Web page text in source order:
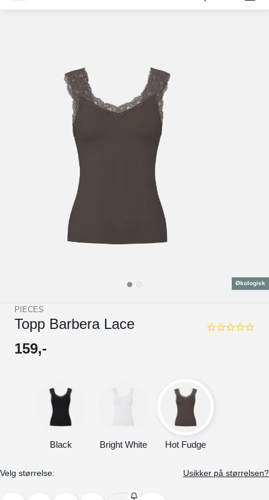
Økologisk
PIECES
Topp Barbera Lace
0.0
159,-
Black Bright White Hot Fudge
Velg størrelse: Usikker på størrelsen?